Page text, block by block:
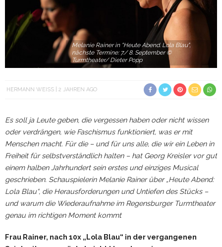
Melanie Rainer in "Heute Abend. Lola Blau",
nächste Termine: 7./ 8. September ©
Turmtheater/ Dieter Popp
HERMANN WEISS 2 JAHREN AGO
Es soll ja Leute geben, die vergessen haben oder nicht wissen
oder verdrängen, wie Faschismus funktioniert, was er mit
Menschen macht. Für die – und für uns alle, die wir ein Leben in
Freiheit für selbstverständlich halten – hat Georg Kreisler vor gut
einem halben Jahrhundert sein erstes und einziges Musical
geschrieben. Schauspielerin Melanie Rainer über „Heute Abend:
Lola Blau“, die Herausforderungen und Untiefen des Stücks –
und warum die Wiederaufnahme im Regensburger Turmtheater
genau im richtigen Moment kommt
Frau Rainer, nach 10x „Lola Blau“ in der vergangenen